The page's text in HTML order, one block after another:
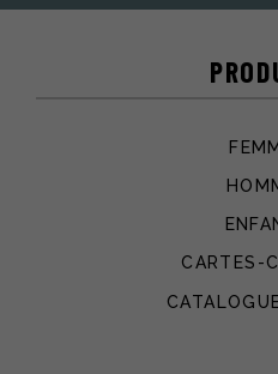
CARTES-